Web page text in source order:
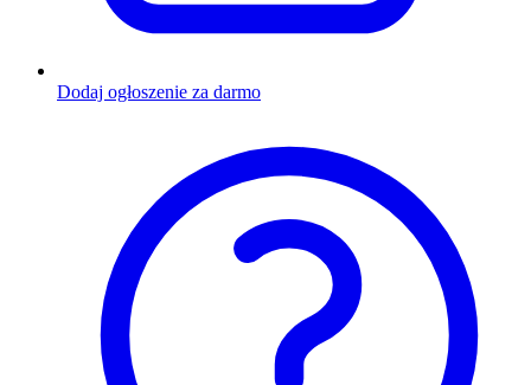
Dodaj ogłoszenie za darmo